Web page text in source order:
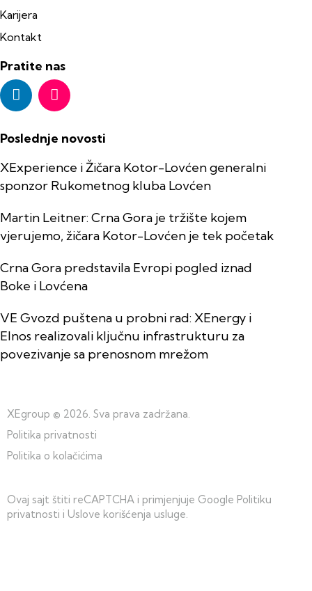
Karijera
Kontakt
Pratite nas
Poslednje novosti
XExperience i Žičara Kotor-Lovćen generalni
sponzor Rukometnog kluba Lovćen
Martin Leitner: Crna Gora je tržište kojem
vjerujemo, žičara Kotor-Lovćen je tek početak
Crna Gora predstavila Evropi pogled iznad
Boke i Lovćena
VE Gvozd puštena u probni rad: XEnergy i
Elnos realizovali ključnu infrastrukturu za
povezivanje sa prenosnom mrežom
XEgroup © 2026. Sva prava zadržana.
Politika privatnosti
Politika o kolačićima
Ovaj sajt štiti reCAPTCHA i primjenjuje Google Politiku
privatnosti i Uslove korišćenja usluge.